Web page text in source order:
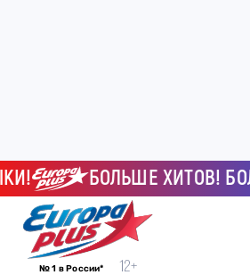
БОЛЬШЕ ХИТОВ!
№ 1 в России*